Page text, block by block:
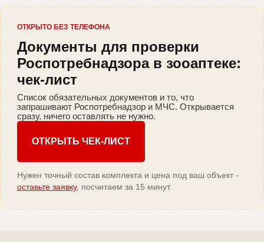
ОТКРЫТО БЕЗ ТЕЛЕФОНА
Документы для проверки
Роспотребнадзора в зооаптеке:
чек-лист
Список обязательных документов и то, что
запрашивают Роспотребнадзор и МЧС. Открывается
сразу, ничего оставлять не нужно.
ОТКРЫТЬ ЧЕК-ЛИСТ
Нужен точный состав комплекта и цена под ваш объект -
оставьте заявку, посчитаем за 15 минут.